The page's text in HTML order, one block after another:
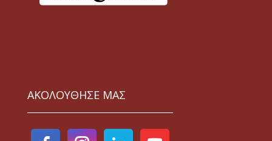
ΑΚΟΛΟΥΘΗΣΕ ΜΑΣ